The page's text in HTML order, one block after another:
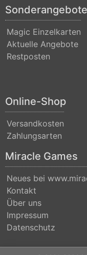
Commander
2021
(Strixhaven)
Commander
Anthology
II
Commander
Legends
Commander
Legends:
Battle
for
Baldurs
Gate
Sonderangebote
Magic Einzelkarten
Aktuelle Angebote
Restposten
Online-Shop
Versandkosten
Zahlungsarten
Miracle Games
Neues bei
Kontakt
Über uns
Impressum
Datenschutz